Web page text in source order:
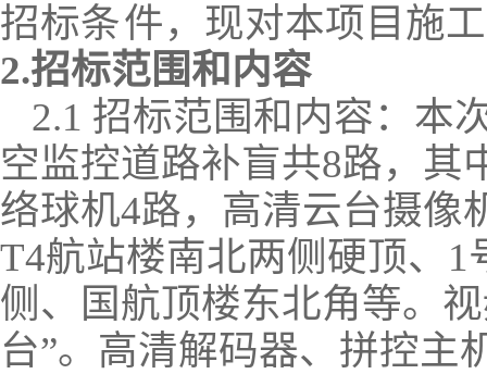
招标条件，现对本项目 施工
2.招标范围和内容
2.1 招标范围和内容： 本
空监控道路补盲共8路，其
络球机4路，高清云台摄像
T4航站楼南北两侧硬顶、
侧、国航顶楼东北角等。
台”。高清解码器、 拼控主